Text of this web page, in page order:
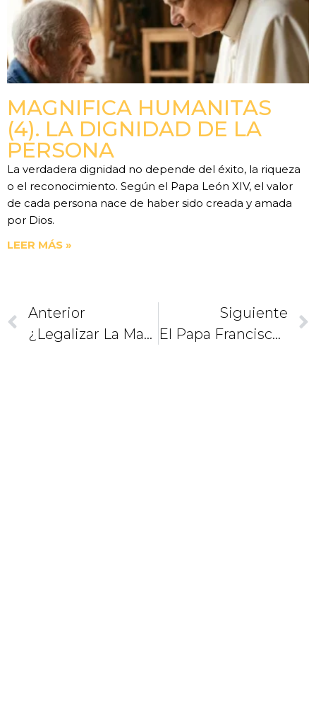
MAGNIFICA HUMANITAS
(4). LA DIGNIDAD DE LA
PERSONA
La verdadera dignidad no depende del éxito, la riqueza
o el reconocimiento. Según el Papa León XIV, el valor
de cada persona nace de haber sido creada y amada
por Dios.
LEER MÁS »
Anterior
¿Legalizar La Mariguana?
Siguiente
El Papa Francisco Y La Guadalupana / Primer Mensaje En México